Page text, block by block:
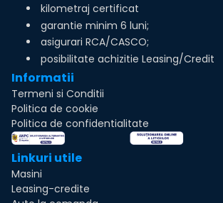
kilometraj certificat
garantie minim 6 luni;
asigurari RCA/CASCO;
posibilitate achizitie Leasing/Credit
Informatii
Termeni si Conditii
Politica de cookie
Politica de confidentialitate
Linkuri utile
Masini
Leasing-credite